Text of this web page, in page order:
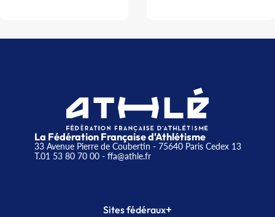
La Fédération Française d'Athlétisme
33 Avenue Pierre de Coubertin - 75640 Paris Cedex 13
T.01 53 80 70 00- ffa@athle.fr
Sites fédéraux+